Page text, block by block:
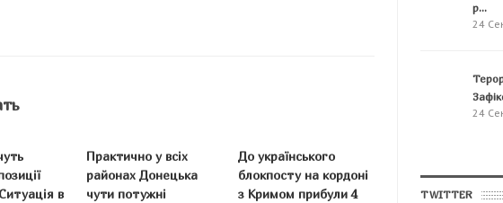
в
Практично у всіх
районах Донецька
чути потужні
До українського
блокпосту на кордоні
з Кримом прибули 4
р...
24
24
TWITTER